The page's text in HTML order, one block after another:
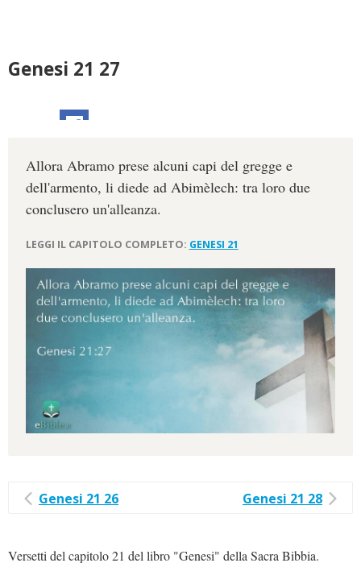
Genesi 21 27
Allora Abramo prese alcuni capi del gregge e
dell'armento, li diede ad Abimèlech: tra loro due
conclusero un'alleanza.
LEGGI IL CAPITOLO COMPLETO: GENESI 21
Genesi 21 26 Genesi 21 28
Versetti del capitolo 21 del libro "Genesi" della Sacra Bibbia.